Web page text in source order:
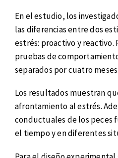
En el estudio, los
las diferencias entre dos
estrés: proactivo y reactivo.
pruebas de
separados por cuatro meses.
Los resultados muestran
afrontamiento al estrés.
conductuales de los peces
el tiempo y en diferentes